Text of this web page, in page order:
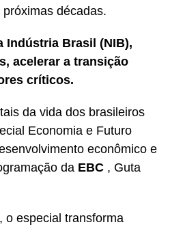
décadas.
Indústria Brasil (NIB),
acelerar a transição
críticos.
da vida dos brasileiros
Economia e Futuro
econômico e
da EBC , Guta
o especial transforma